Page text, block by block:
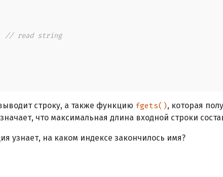
// read string
строку, а также функцию fgets(), которая
что максимальная длина входной строки
узнает, на каком индексе закончилось имя?